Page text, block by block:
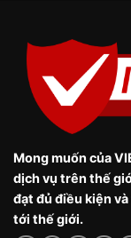
Mong muốn của
dịch vụ trên thế
đạt đủ điều kiện
tới thế giới.